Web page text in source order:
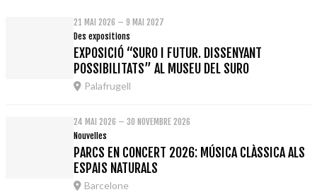
21 MAI 2026 – 9 MAI 2027
Des expositions
EXPOSICIÓ “SURO I FUTUR. DISSENYANT
POSSIBILITATS” AL MUSEU DEL SURO
Palafrugell
24 MAI 2026 – 30 NOVEMBRE 2026
Nouvelles
PARCS EN CONCERT 2026: MÚSICA CLÀSSICA ALS
ESPAIS NATURALS
Barcelone